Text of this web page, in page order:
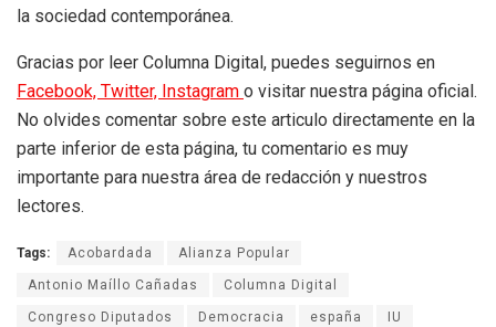
la sociedad contemporánea.
Gracias por leer Columna Digital, puedes seguirnos en
Facebook, Twitter, Instagram o visitar nuestra página oficial.
No olvides comentar sobre este articulo directamente en la
parte inferior de esta página, tu comentario es muy
importante para nuestra área de redacción y nuestros
lectores.
Tags: Acobardada Alianza Popular
Antonio Maíllo Cañadas Columna Digital
Congreso Diputados Democracia españa IU